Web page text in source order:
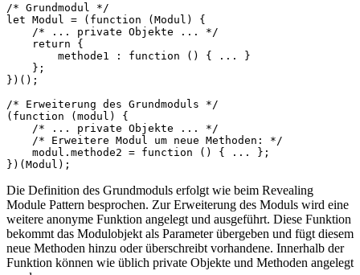
/* Grundmodul */
let Modul = ( function ( Modul )
{
/* ... private Objekte ... */
return
{
methode1
: function () { ...
}
};
})();
/* Erweiterung des Grundmoduls */
( function ( modul )
{
/* ... private Objekte ... */
/* Erweitere Modul um neue Methoden: */
modul . methode2 = function () { ...
};
})( Modul );
Die Definition des Grundmoduls erfolgt wie beim Revealing
Module Pattern besprochen. Zur Erweiterung des Moduls wird eine
weitere anonyme Funktion angelegt und ausgeführt. Diese Funktion
bekommt das Modulobjekt als Parameter übergeben und fügt diesem
neue Methoden hinzu oder überschreibt vorhandene. Innerhalb der
Funktion können wie üblich private Objekte und Methoden angelegt